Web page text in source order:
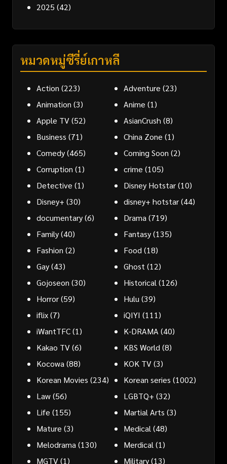
2025 (42)
หมวดหมู่ซีรี่ย์เกาหลี
Action (223) Adventure (23)
Animation (3) Anime (1)
Apple TV(52) AsianCrush (8)
Business (71) China Zone (1)
Comedy(465) Coming Soon (2)
Corruption (1) crime (105)
Detective (1) Disney Hotstar(10)
Disney+ (30) disney+ hotstar(44)
documentary(6) Drama (719)
Family(40) Fantasy(135)
Fashion (2) Food (18)
Gay(43) Ghost (12)
Gojoseon (30) Historical (126)
Horror(59) Hulu (39)
iflix(7) iQIYI (111)
iWantTFC(1) K-DRAMA (40)
Kakao TV(6) KBS World (8)
Kocowa (88) KOK TV(3)
Korean Movies (234) Korean series (1002)
Law(56) LGBTQ+ (32)
Life (155) Martial Arts (3)
Mature (3) Medical (48)
Melodrama (130) Merdical (1)
MGTV(1) Military(13)